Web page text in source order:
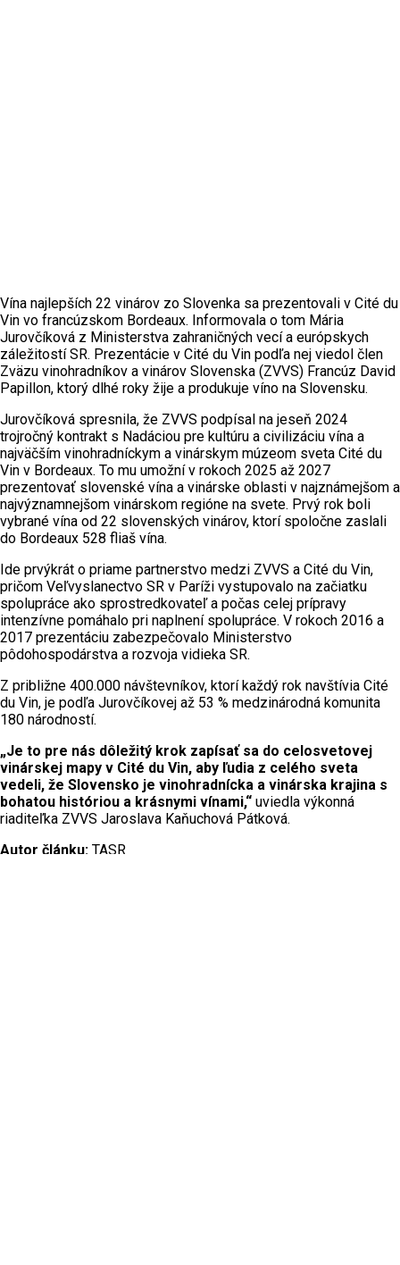
Vína najlepších 22 vinárov zo Slovenka sa prezentovali v Cité du
Vin vo francúzskom Bordeaux. Informovala o tom Mária
Jurovčíková z Ministerstva zahraničných vecí a európskych
záležitostí SR. Prezentácie v Cité du Vin podľa nej viedol člen
Zväzu vinohradníkov a vinárov Slovenska (ZVVS) Francúz David
Papillon, ktorý dlhé roky žije a produkuje víno na Slovensku.
Jurovčíková spresnila, že ZVVS podpísal na jeseň 2024
trojročný kontrakt s Nadáciou pre kultúru a civilizáciu vína a
najväčším vinohradníckym a vinárskym múzeom sveta Cité du
Vin v Bordeaux. To mu umožní v rokoch 2025 až 2027
prezentovať slovenské vína a vinárske oblasti v najznámejšom a
najvýznamnejšom vinárskom regióne na svete. Prvý rok boli
vybrané vína od 22 slovenských vinárov, ktorí spoločne zaslali
do Bordeaux 528 fliaš vína.
Ide prvýkrát o priame partnerstvo medzi ZVVS a Cité du Vin,
pričom Veľvyslanectvo SR v Paríži vystupovalo na začiatku
spolupráce ako sprostredkovateľ a počas celej prípravy
intenzívne pomáhalo pri naplnení spolupráce. V rokoch 2016 a
2017 prezentáciu zabezpečovalo Ministerstvo
pôdohospodárstva a rozvoja vidieka SR.
Z približne 400.000 návštevníkov, ktorí každý rok navštívia Cité
du Vin, je podľa Jurovčíkovej až 53 % medzinárodná komunita
180 národností.
„Je to pre nás dôležitý krok zapísať sa do celosvetovej
vinárskej mapy v Cité du Vin, aby ľudia z celého sveta
vedeli, že Slovensko je vinohradnícka a vinárska krajina s
bohatou históriou a krásnymi vínami,“ uviedla výkonná
riaditeľka ZVVS Jaroslava Kaňuchová Pátková.
Autor článku: TASR